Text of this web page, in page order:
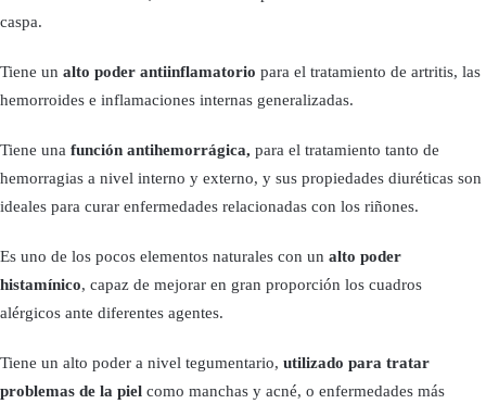
caspa.
Tiene un alto poder antiinflamatorio para el tratamiento de artritis, las
hemorroides e inflamaciones internas generalizadas.
Tiene una función antihemorrágica, para el tratamiento tanto de
hemorragias a nivel interno y externo, y sus propiedades diuréticas son
ideales para curar enfermedades relacionadas con los riñones.
Es uno de los pocos elementos naturales con un alto poder
histamínico, capaz de mejorar en gran proporción los cuadros
alérgicos ante diferentes agentes.
Tiene un alto poder a nivel tegumentario, utilizado para tratar
problemas de la piel como manchas y acné, o enfermedades más